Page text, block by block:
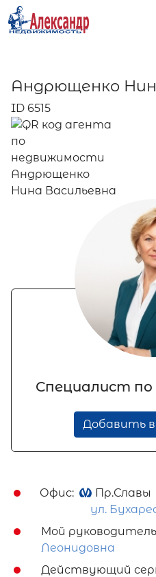
Андрющенко
ID 6515
Специалист
Добавить
Офис:
Пр.Славы
ул.
Мой
Леонидовна
Действующий